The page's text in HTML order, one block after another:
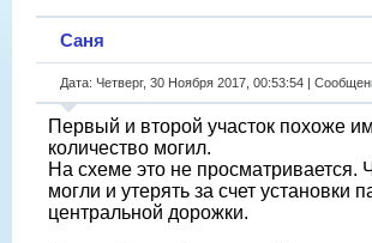
Саня
Дата: Четверг, 30 Ноября 2017, 00:53:54 |
Первый и второй участок похоже
количество могил.
На схеме это не просматривается.
могли и утерять за счет установки
центральной дорожки.